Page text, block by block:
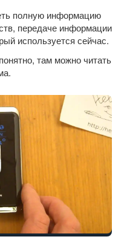
полную информацию
передаче информации
используется сейчас.
там можно читать